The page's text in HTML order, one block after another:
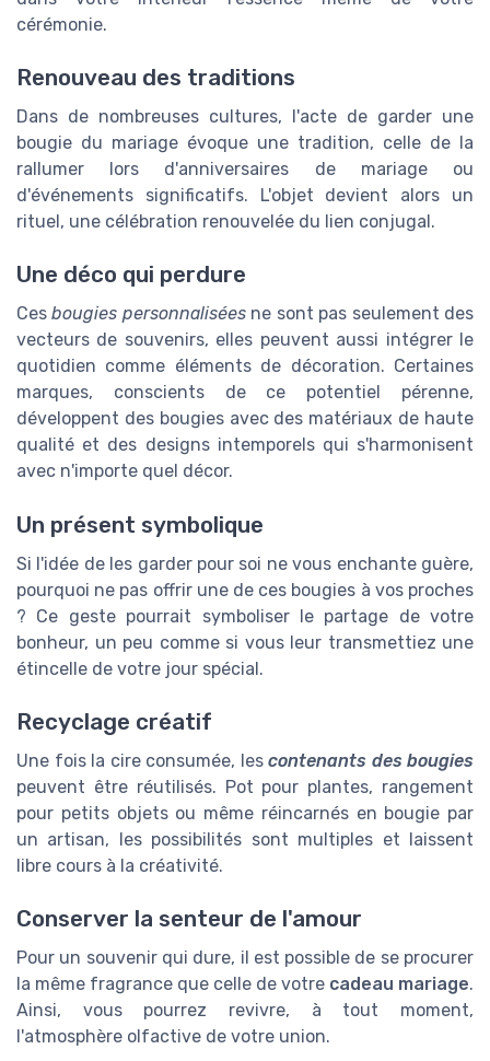
cérémonie.
Renouveau des traditions
Dans de nombreuses cultures, l'acte de garder une
bougie du mariage évoque une tradition, celle de la
rallumer lors d'anniversaires de mariage ou
d'événements significatifs. L'objet devient alors un
rituel, une célébration renouvelée du lien conjugal.
Une déco qui perdure
Cesbougies personnaliséesne sont pas seulement des
vecteurs de souvenirs, elles peuvent aussi intégrer le
quotidien comme éléments de décoration. Certaines
marques, conscients de ce potentiel pérenne,
développent des bougies avec des matériaux de haute
qualité et des designs intemporels qui s'harmonisent
avec n'importe quel décor.
Un présent symbolique
Si l'idée de les garder pour soi ne vous enchante guère,
pourquoi ne pas offrir une de ces bougies à vos proches
? Ce geste pourrait symboliser le partage de votre
bonheur, un peu comme si vous leur transmettiez une
étincelle de votre jour spécial.
Recyclage créatif
Une fois la cire consumée, les contenants des bougies
peuvent être réutilisés. Pot pour plantes, rangement
pour petits objets ou même réincarnés en bougie par
un artisan, les possibilités sont multiples et laissent
libre cours à la créativité.
Conserver la senteur de l'amour
Pour un souvenir qui dure, il est possible de se procurer
la même fragrance que celle de votre cadeau mariage.
Ainsi, vous pourrez revivre, à tout moment,
l'atmosphère olfactive de votre union.